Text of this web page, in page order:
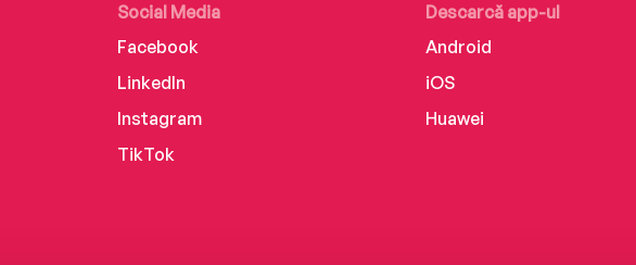
Social Media
Facebook
LinkedIn
Instagram
TikTok
Descarcă app-ul
Android
iOS
Huawei